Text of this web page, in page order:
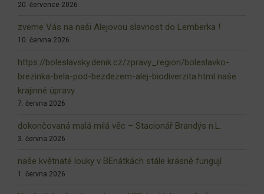
20. července 2026
zveme Vás na naši Alejovou slavnost do Lemberka !
10. června 2026
https://boleslavsky.denik.cz/zpravy_region/boleslavko-
brezinka-bela-pod-bezdezem-alej-biodiverzita.html naše
krajinné úpravy
7. června 2026
dokončovaná malá milá věc – Stacionář Brandýs n.L.
3. června 2026
naše květnaté louky v BEnátkách stále krásně fungují
1. června 2026